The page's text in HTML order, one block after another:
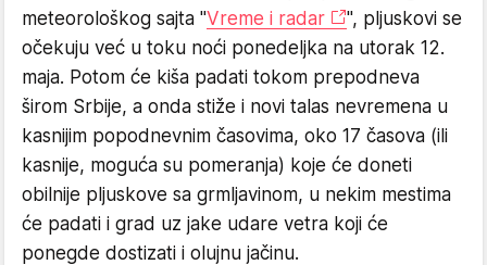
meteorološkog sajta "Vreme i radar
", pljuskovi se
očekuju već u toku noći ponedeljka na utorak 12.
maja. Potom će kiša padati tokom prepodneva
širom Srbije, a onda stiže i novi talas nevremena u
kasnijim popodnevnim časovima, oko 17 časova (ili
kasnije, moguća su pomeranja) koje će doneti
obilnije pljuskove sa grmljavinom, u nekim mestima
će padati i grad uz jake udare vetra koji će
ponegde dostizati i olujnu jačinu.